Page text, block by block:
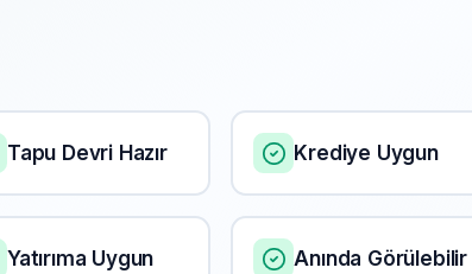
Tapu Devri Hazır Krediye Uygun
Yatırıma Uygun Anında Görülebilir